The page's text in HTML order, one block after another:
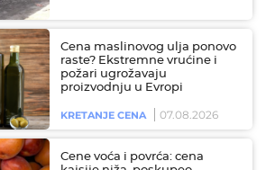
Cena maslinovog ulja ponovo
raste? Ekstremne vrućine i
požari ugrožavaju
proizvodnju u Evropi
KRETANJE CENA 07.08.2026
Cene voća i povrća: cena